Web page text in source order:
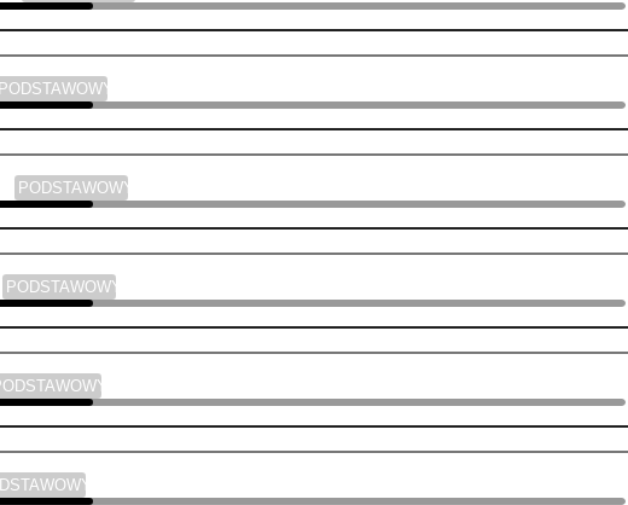
PODSTAWOWY
PODSTAWOWY
PODSTAWOWY
PODSTAWOWY